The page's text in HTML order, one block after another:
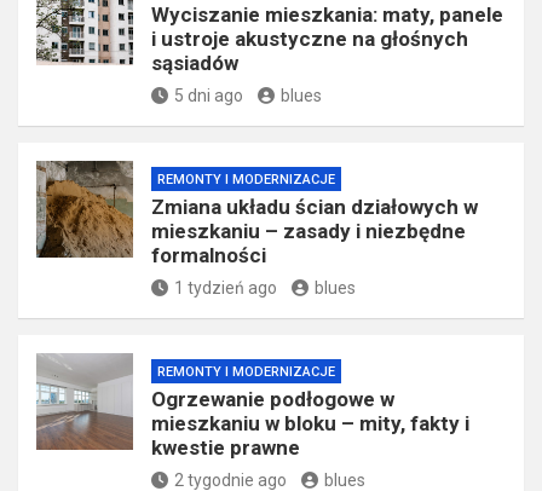
Wyciszanie mieszkania: maty, panele
i ustroje akustyczne na głośnych
sąsiadów
5 dni ago blues
REMONTY I MODERNIZACJE
Zmiana układu ścian działowych w
mieszkaniu – zasady i niezbędne
formalności
1 tydzień ago blues
REMONTY I MODERNIZACJE
Ogrzewanie podłogowe w
mieszkaniu w bloku – mity, fakty i
kwestie prawne
2 tygodnie ago blues